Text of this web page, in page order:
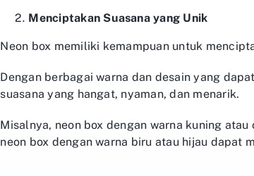
Menciptakan Suasana yang Unik
Neon box memiliki kemampuan untuk
Dengan berbagai warna dan desain yang
suasana yang hangat, nyaman, dan menarik.
Misalnya, neon box dengan warna kuning
neon box dengan warna biru atau hijau dapat